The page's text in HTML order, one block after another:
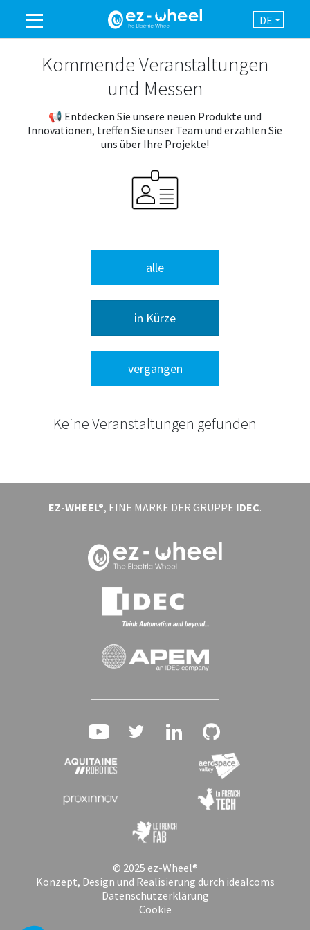
DE
EINE MARKE DER GRUPPE
EINSATZBEREICHE
Kommende Veranstaltungen
und Messen
📢 Entdecken Sie unsere neuen Produkte und
Innovationen, treffen Sie unser Team und erzählen Sie
uns über Ihre Projekte!
alle
in Kürze
vergangen
Keine Veranstaltungen gefunden
EZ-WHEEL®, EINE MARKE DER GRUPPE IDEC.
© 2025 ez-Wheel®
Konzept, Design und Realisierung durch idealcoms
Datenschutzerklärung
Cookie